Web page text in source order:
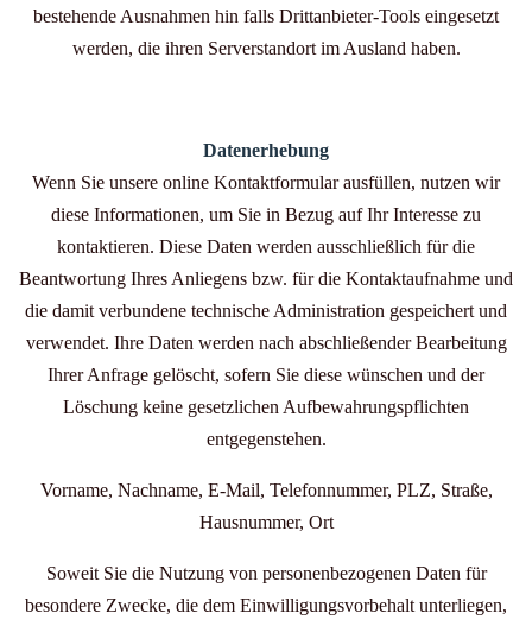
bestehende Ausnahmen hin falls Drittanbieter-Tools eingesetzt
werden, die ihren Serverstandort im Ausland haben.
Datenerhebung
Wenn Sie unsere online Kontaktformular ausfüllen, nutzen wir
diese Informationen, um Sie in Bezug auf Ihr Interesse zu
kontaktieren. Diese Daten werden ausschließlich für die
Beantwortung Ihres Anliegens bzw. für die Kontaktaufnahme und
die damit verbundene technische Administration gespeichert und
verwendet. Ihre Daten werden nach abschließender Bearbeitung
Ihrer Anfrage gelöscht, sofern Sie diese wünschen und der
Löschung keine gesetzlichen Aufbewahrungspflichten
entgegenstehen.
Vorname, Nachname, E-Mail, Telefonnummer, PLZ, Straße,
Hausnummer, Ort
Soweit Sie die Nutzung von personenbezogenen Daten für
besondere Zwecke, die dem Einwilligungsvorbehalt unterliegen,